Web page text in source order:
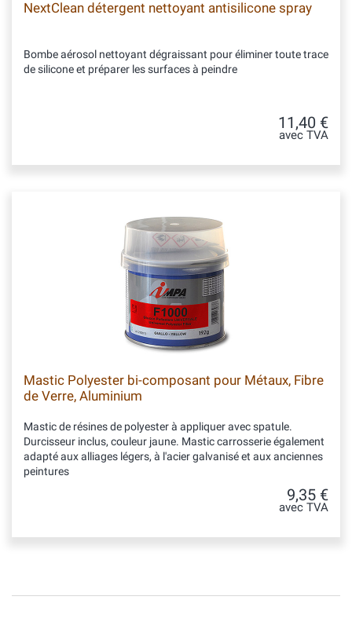
NextClean détergent nettoyant antisilicone spray
Bombe aérosol nettoyant dégraissant pour éliminer toute trace
de silicone et préparer les surfaces à peindre
11,40 €
avec TVA
Mastic Polyester bi-composant pour Métaux, Fibre
de Verre, Aluminium
Mastic de résines de polyester à appliquer avec spatule.
Durcisseur inclus, couleur jaune. Mastic carrosserie également
adapté aux alliages légers, à l'acier galvanisé et aux anciennes
peintures
9,35 €
avec TVA